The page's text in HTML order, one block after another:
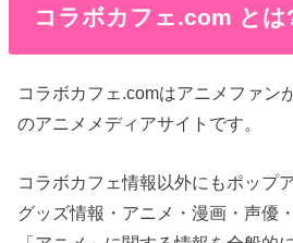
コラボカフェ.com とは
コラボカフェ.comはアニメファン
のアニメメディアサイトです。
コラボカフェ情報以外にもポップ
グッズ情報・アニメ・漫画・声優